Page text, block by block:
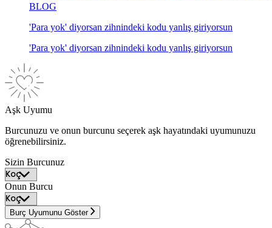
BLOG
'Para yok' diyorsan zihnindeki kodu yanlış giriyorsun
'Para yok' diyorsan zihnindeki kodu yanlış giriyorsun
Aşk Uyumu
Burcunuzu ve onun burcunu seçerek aşk hayatındaki uyumunuzu
öğrenebilirsiniz.
Sizin Burcunuz
Onun Burcu
Burç Uyumunu Göster